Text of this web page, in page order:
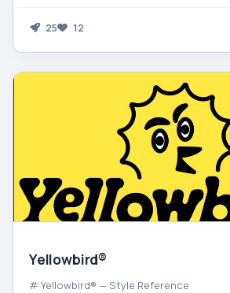
25 12
Yellowbird®
# Yellowbird® — Style Reference